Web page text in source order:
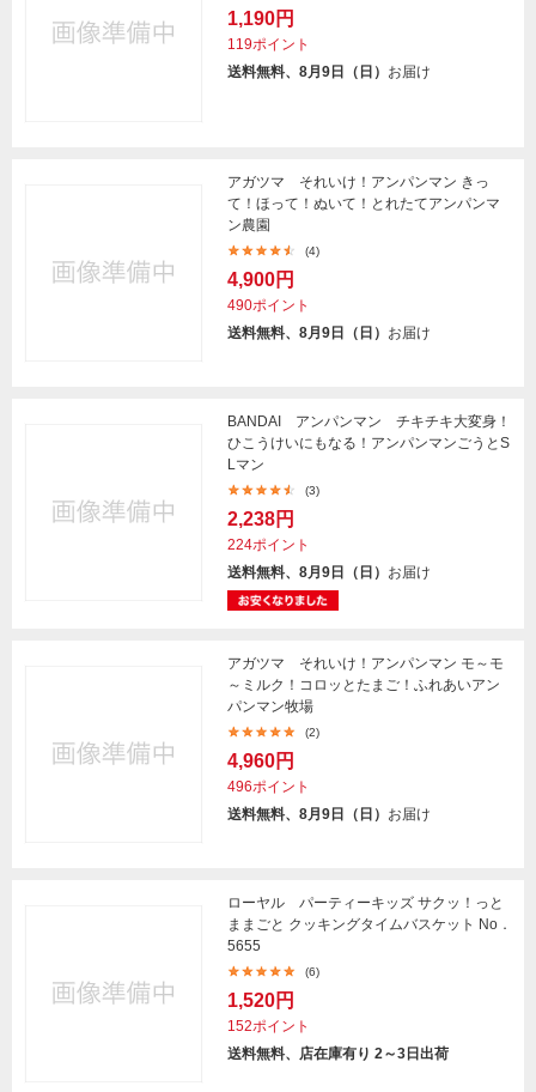
1,190円
119ポイント
送料無料、8月9日（日） お届け
アガツマ それいけ！アンパンマン きっ
て！ほって！ぬいて！とれたてアンパンマ
ン農園
(4)
4,900円
490ポイント
送料無料、8月9日（日） お届け
BANDAI アンパンマン チキチキ大変身！
ひこうけいにもなる！アンパンマンごうとS
Lマン
(3)
2,238円
224ポイント
送料無料、8月9日（日） お届け
アガツマ それいけ！アンパンマン モ～モ
～ミルク！コロッとたまご！ふれあいアン
パンマン牧場
(2)
4,960円
496ポイント
送料無料、8月9日（日） お届け
ローヤル パーティーキッズ サクッ！っと
ままごと クッキングタイムバスケット No．
5655
(6)
1,520円
152ポイント
送料無料、店在庫有り 2～3日出荷